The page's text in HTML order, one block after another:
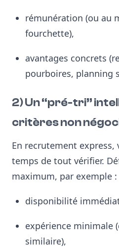
rémunération (ou au
fourchette),
avantages concrets
pourboires, planning
2) Un “pré-tri”
critères non
En recrutement express,
temps de tout vérifier.
maximum, par exemple :
disponibilité
expérience minimale
similaire),